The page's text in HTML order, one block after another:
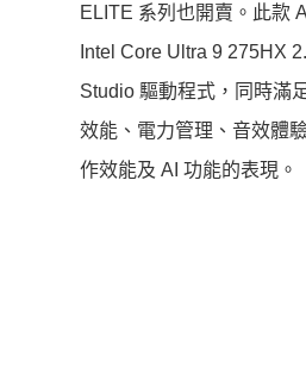
ELITE 系列也開賣。此款
Intel Core Ultra 9 275HX
Studio 驅動程式，同時滿
效能、電力管理、音效體
作效能及 AI 功能的表現。